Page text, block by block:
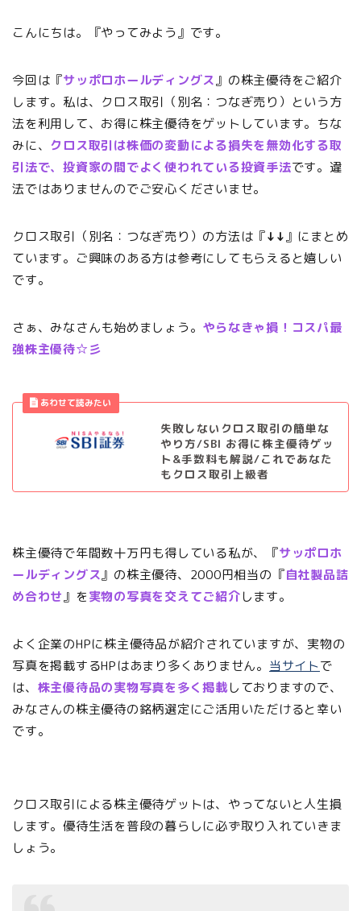
こんにちは。『やってみよう』です。
今回は『サッポロホールディングス』の株主優待をご紹介
します。私は、クロス取引（別名：つなぎ売り）という方
法を利用して、お得に株主優待をゲットしています。ちな
みに、 クロス取引は株価の変動による損失を無効化する取
引法で、投資家の間でよく使われている投資手法です。違
法ではありませんのでご安心くださいませ。
クロス取引（別名：つなぎ売り）の方法は『↓↓』にまとめ
ています。ご興味のある方は参考にしてもらえると嬉しい
です。
さぁ、みなさんも始めましょう。 やらなきゃ損！コスパ最
強株主優待☆彡
失敗しないクロス取引の簡単な
やり方/SBI お得に株主優待ゲッ
ト&手数料も解説/これであなた
もクロス取引上級者
株主優待で年間数十万円も得している私が、『サッポロホ
ールディングス』の株主優待、2000円相当の『自社製品詰
め合わせ』を実物の写真を交えてご紹介します。
よく企業のHPに株主優待品が紹介されていますが、実物の
写真を掲載するHPはあまり多くありません。 当サイトで
は、 株主優待品の実物写真を多く掲載しておりますので、
みなさんの株主優待の銘柄選定にご活用いただけると幸い
です。
クロス取引による株主優待ゲットは、やってないと人生損
します。優待生活を普段の暮らしに必ず取り入れていきま
しょう。